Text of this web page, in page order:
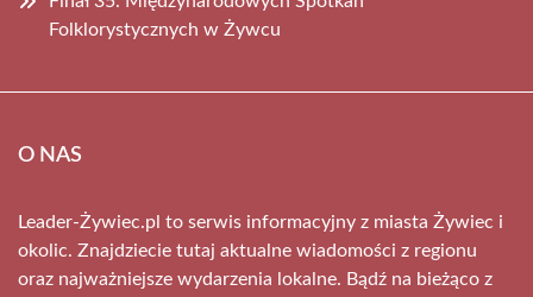
Folklorystycznych w Żywcu
O NAS
Leader-Żywiec.pl to serwis informacyjny z miasta Żywiec i
okolic. Znajdziecie tutaj aktualne wiadomości z regionu
oraz najważniejsze wydarzenia lokalne. Bądź na bieżąco z